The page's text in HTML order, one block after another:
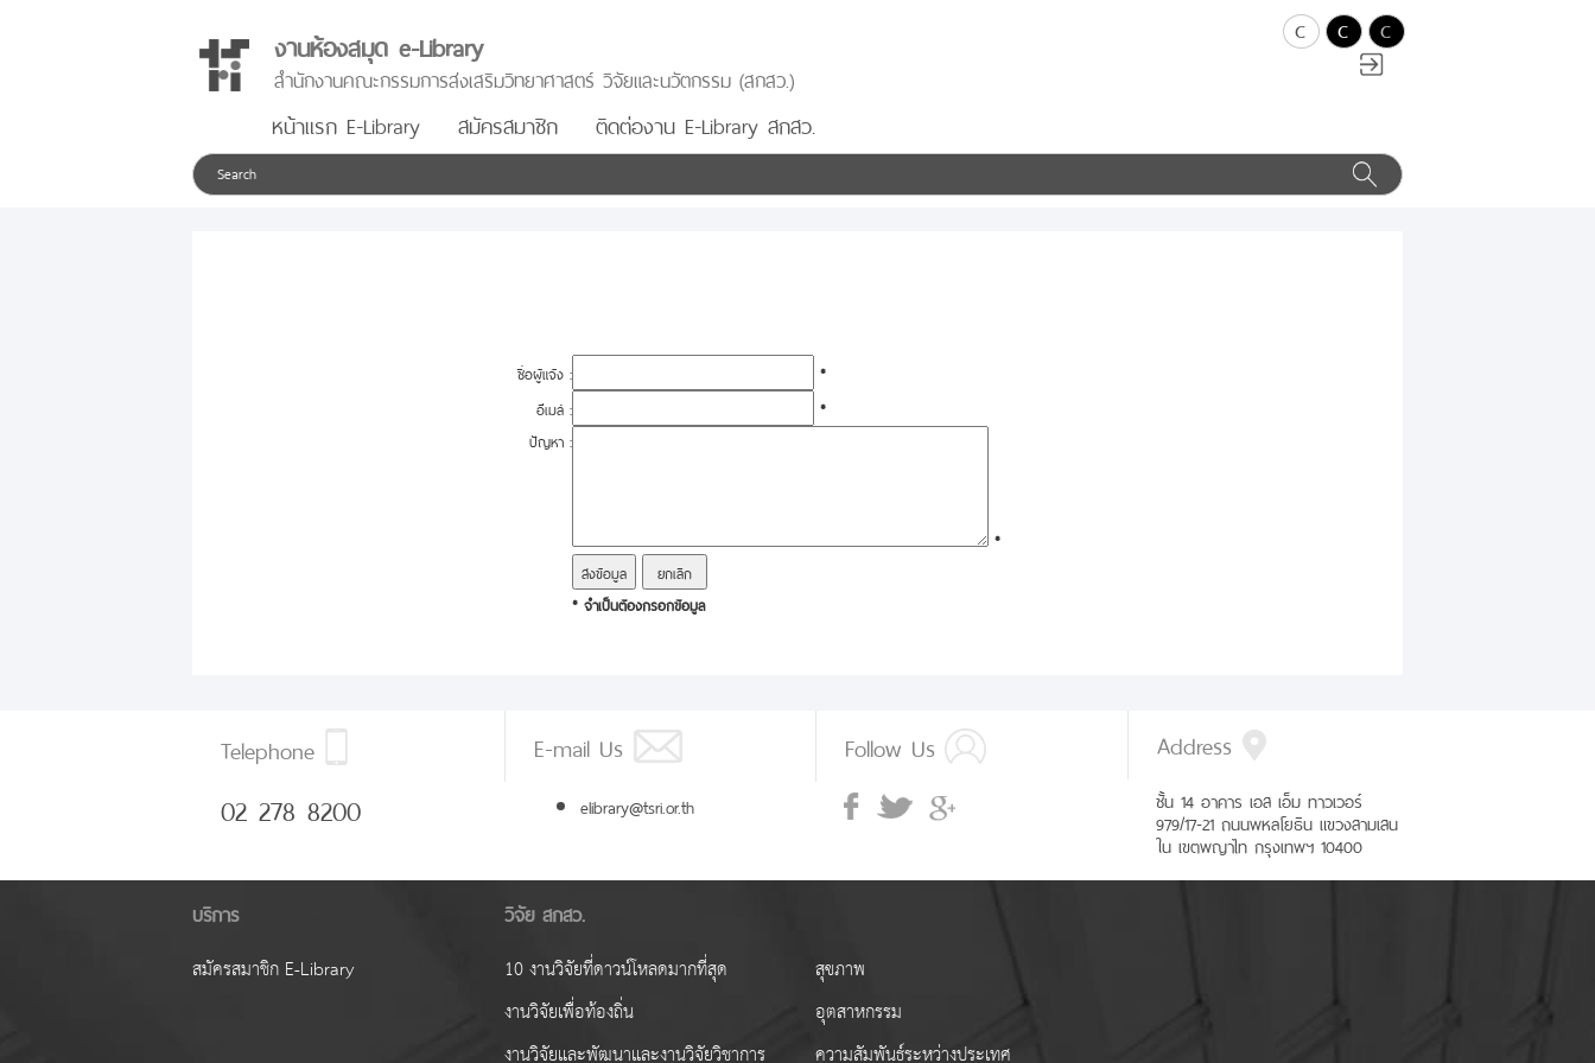
งานห้องสมุด e-Library
สำนักงานคณะกรรมการส่งเสริมวิทยาศาสตร์ วิจัยและนวัตกรรม (สกสว.)
หน้าแรก E-Library สมัครสมาชิก ติดต่องาน E-Library สกสว.
c c c
ชื่อผู้แจ้ง :
*
อีเมล์ :
*
ปัญหา :
*
* จำเป็นต้องกรอกข้อมูล
Telephone
02 278 8200
E-mail Us
elibrary@tsri.or.th
Follow Us Address
ชั้น 14 อาคาร เอส เอ็ม ทาวเวอร์
979/17-21 ถนนพหลโยธิน แขวงสามเสน
ใน เขตพญาไท กรุงเทพฯ 10400
บริการ
สมัครสมาชิก E-Library
วิจัย สกสว.
10 งานวิจัยที่ดาวน์โหลดมากที่สุด
งานวิจัยเพื่อท้องถิ่น
งานวิจัยและพัฒนาและงานวิจัยวิชาการ
สุขภาพ
อุตสาหกรรม
ความสัมพันธ์ระหว่างประเทศ